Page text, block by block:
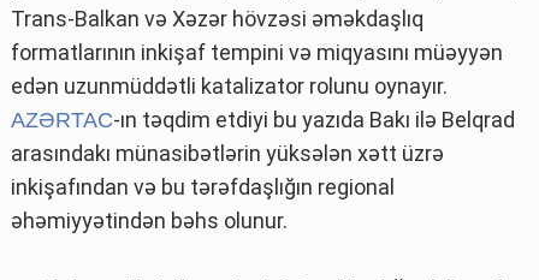
Trans-Balkan və Xəzər hövzəsi əməkdaşlıq
formatlarının inkişaf tempini və miqyasını müəyyən
edən uzunmüddətli katalizator rolunu oynayır.
AZƏRTAC-ın təqdim etdiyi bu yazıda Bakı ilə Belqrad
arasındakı münasibətlərin yüksələn xətt üzrə
inkişafından və bu tərəfdaşlığın regional
əhəmiyyətindən bəhs olunur.